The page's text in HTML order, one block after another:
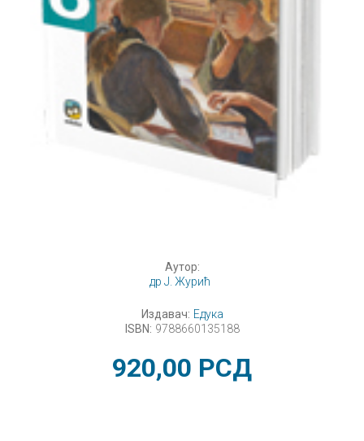
Аутор:
др Ј. Журић
Издавач: Едука
ISBN: 9788660135188
920,00 РСД